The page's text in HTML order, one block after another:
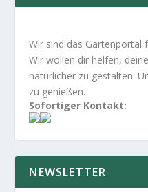
Wir sind das Gartenportal
Wir wollen dir helfen,
natürlicher zu gestalten.
zu genießen.
Sofortiger Kontakt:
NEWSLETTER